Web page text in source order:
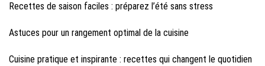
Recettes de saison faciles : préparez l’été sans stress
Astuces pour un rangement optimal de la cuisine
Cuisine pratique et inspirante : recettes qui changent le quotidien